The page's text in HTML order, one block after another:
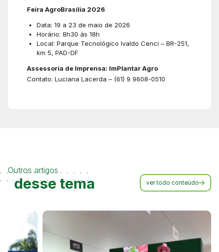
Feira AgroBrasília 2026
Data: 19 a 23 de maio de 2026
Horário: 8h30 às 18h
Local: Parque Tecnológico Ivaldo Cenci – BR-251,
km 5, PAD-DF
Assessoria de Imprensa: ImPlantar Agro
Contato: Luciana Lacerda – (61) 9 9608-0510
Outros artigos
desse tema ver todo conteúdo